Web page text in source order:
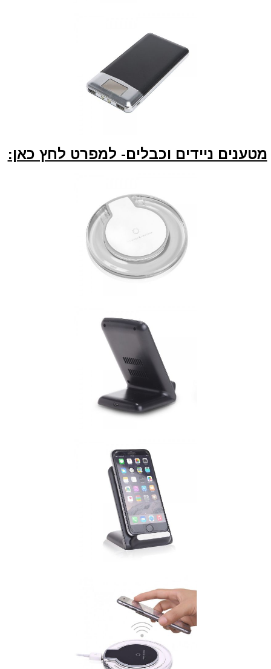
מטענים ניידים וכבלים- למפרט לחץ כאן: